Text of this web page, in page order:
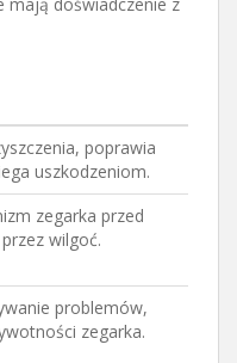
poprawia
uszkodzeniom.
zegarka przed
wilgoć.
problemów,
zegarka.